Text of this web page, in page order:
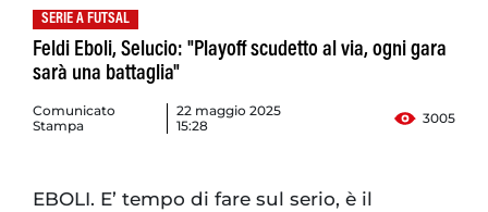
SERIE A FUTSAL
Feldi Eboli, Selucio: "Playoff scudetto al via, ogni gara
sarà una battaglia"
Comunicato
Stampa
22 maggio 2025
15:28
3005
EBOLI. E’ tempo di fare sul serio, è il